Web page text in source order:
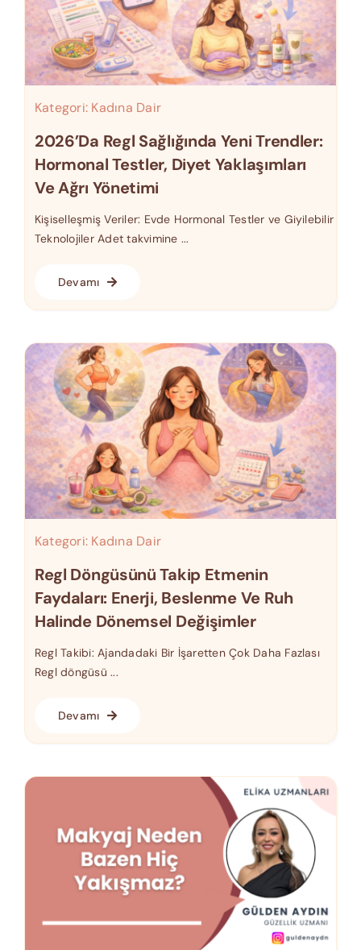
Kategori: Kadına Dair
2026’da Regl Sağlığında Yeni Trendler:
Hormonal Testler, Diyet Yaklaşımları
Ve Ağrı Yönetimi
Kişiselleşmiş Veriler: Evde Hormonal Testler ve Giyilebilir
Teknolojiler Adet takvimine ...
Devamı
Kategori: Kadına Dair
Regl Döngüsünü Takip Etmenin
Faydaları: Enerji, Beslenme Ve Ruh
Halinde Dönemsel Değişimler
Regl Takibi: Ajandadaki Bir İşaretten Çok Daha Fazlası
Regl döngüsü ...
Devamı